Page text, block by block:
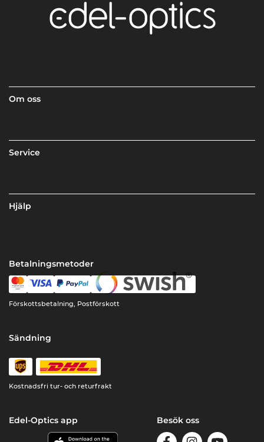
Om oss
Service
Hjälp
Betalningsmetoder
Förskottsbetalning, Postförskott
Sändning
Kostnadsfri tur- och returfrakt
Edel-Optics app Besök oss